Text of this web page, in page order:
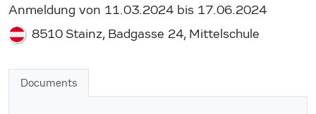
Anmeldung von 11.03.2024 bis 17.06.2024
8510 Stainz, Badgasse 24, Mittelschule
Documents